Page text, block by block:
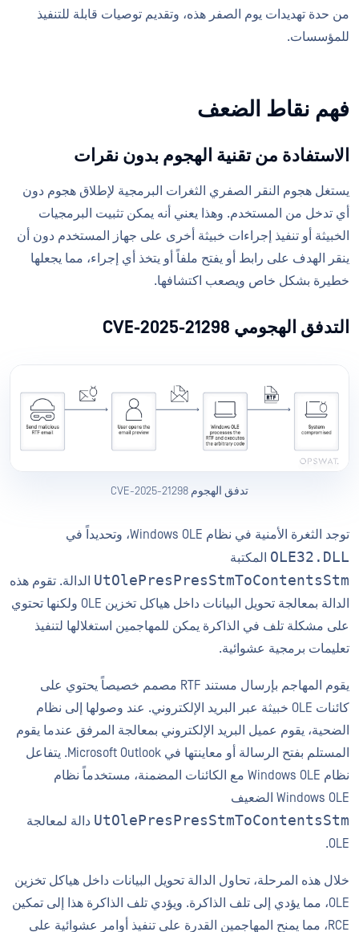
من حدة تهديدات يوم الصفر هذه، وتقديم توصيات قابلة للتنفيذ
للمؤسسات.
فهم نقاط الضعف
الاستفادة من تقنية الهجوم بدون نقرات
يستغل هجوم النقر الصفري الثغرات البرمجية لإطلاق هجوم دون
أي تدخل من المستخدم. وهذا يعني أنه يمكن تثبيت البرمجيات
الخبيثة أو تنفيذ إجراءات خبيثة أخرى على جهاز المستخدم دون أن
ينقر الهدف على رابط أو يفتح ملفاً أو يتخذ أي إجراء، مما يجعلها
خطيرة بشكل خاص ويصعب اكتشافها.
التدفق الهجومي CVE-2025-21298
تدفق الهجوم CVE-2025-21298
توجد الثغرة الأمنية في نظام Windows OLE، وتحديداً في
OLE32.DLL المكتبة
UtOlePresPresStmToContentsStm الدالة. تقوم هذه
الدالة بمعالجة تحويل البيانات داخل هياكل تخزين OLE ولكنها تحتوي
على مشكلة تلف في الذاكرة يمكن للمهاجمين استغلالها لتنفيذ
تعليمات برمجية عشوائية.
يقوم المهاجم بإرسال مستند RTF مصمم خصيصاً يحتوي على
كائنات OLE خبيثة عبر البريد الإلكتروني. عند وصولها إلى نظام
الضحية، يقوم عميل البريد الإلكتروني بمعالجة المرفق عندما يقوم
المستلم بفتح الرسالة أو معاينتها في Microsoft Outlook. يتفاعل
نظام Windows OLE مع الكائنات المضمنة، مستخدماً نظام
Windows OLE الضعيف
UtOlePresPresStmToContentsStm دالة لمعالجة
OLE.
خلال هذه المرحلة، تحاول الدالة تحويل البيانات داخل هياكل تخزين
OLE، مما يؤدي إلى تلف الذاكرة. ويؤدي تلف الذاكرة هذا إلى تمكين
RCE، مما يمنح المهاجمين القدرة على تنفيذ أوامر عشوائية على